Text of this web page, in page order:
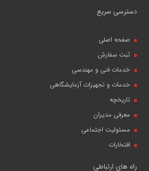
دسترسی سریع
صفحه اصلی
ثبت سفارش
خدمات فنی و مهندسی
خدمات و تجهیزات آزمایشگاهی
تاریخچه
معرفی مدیران
مسئولیت اجتماعی
افتخارات
راه های ارتباطی